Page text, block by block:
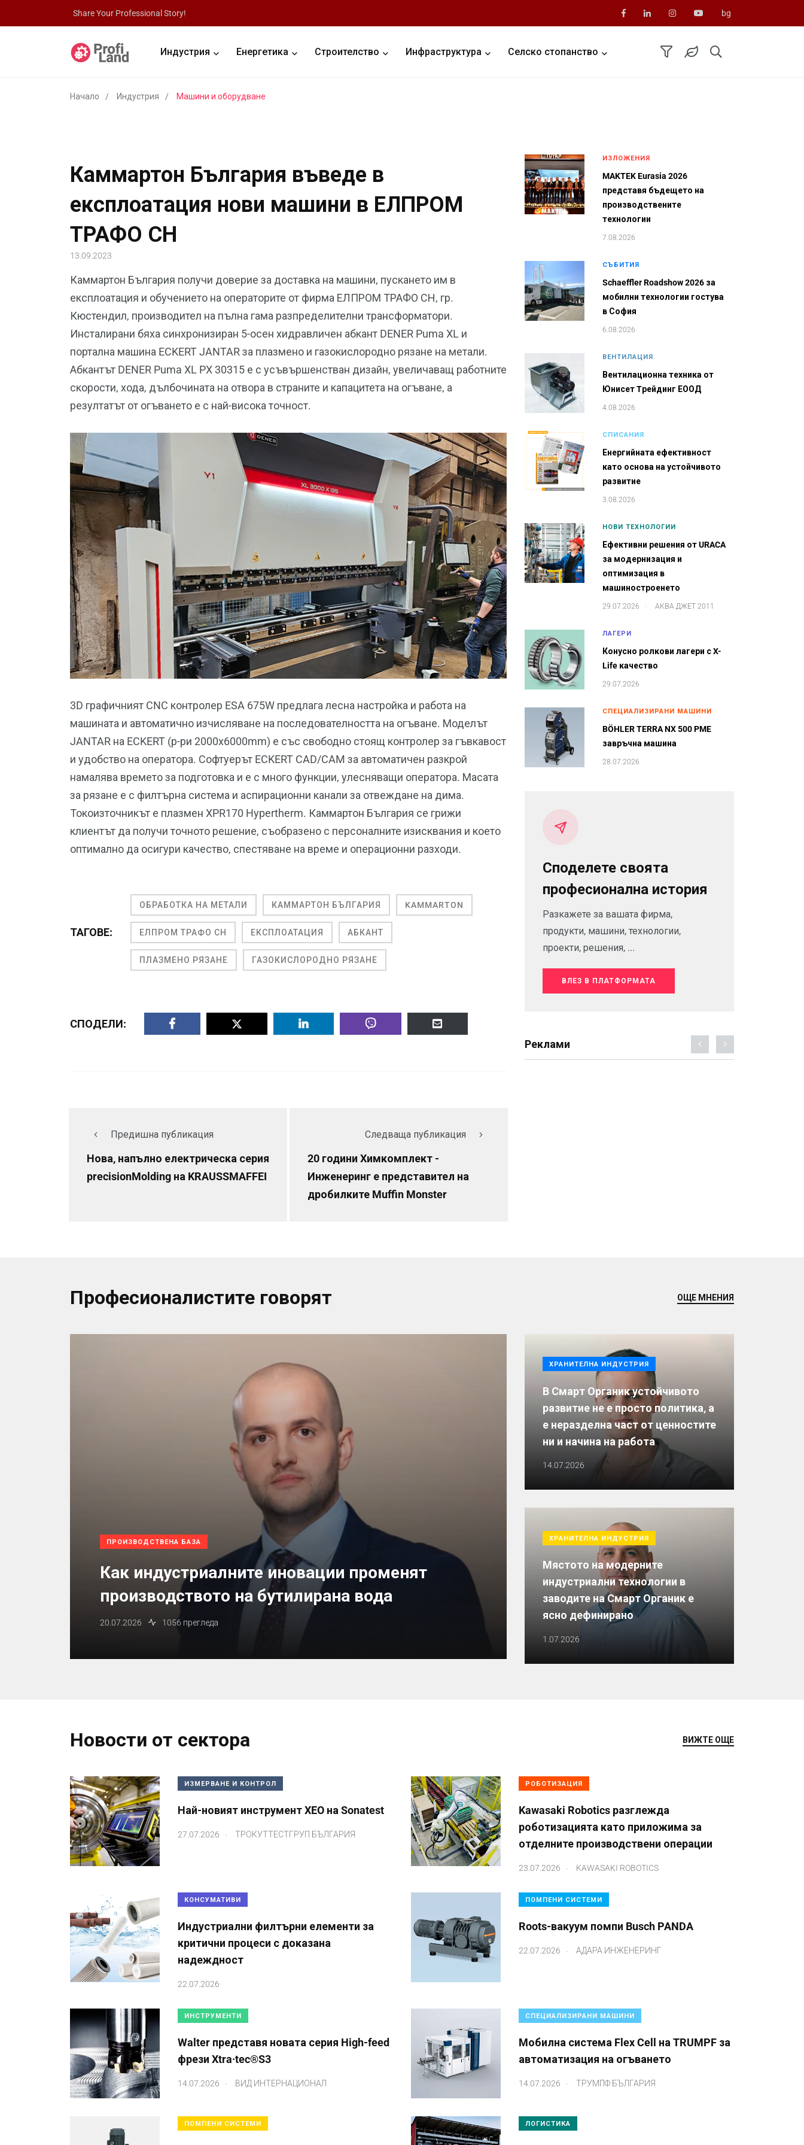
Share Your Professional Story! bg
Индустрия Енергетика Строителство Инфраструктура Селско стопанство
Начало Индустрия Машини и оборудване
Каммартон България въведе в
експлоатация нови машини в ЕЛПРОМ
ТРАФО СН
13.09.2023
Каммартон България получи доверие за доставка на машини, пускането им в
експлоатация и обучението на операторите от фирма ЕЛПРОМ ТРАФО СН, гр.
Кюстендил, производител на пълна гама разпределителни трансформатори.
Инсталирани бяха синхронизиран 5-осен хидравличен абкант DENER Puma XL и
портална машина ECKERT JANTAR за плазмено и газокислородно рязане на метали.
Абкантът DENER Puma XL PX 30315 е с усъвършенстван дизайн, увеличаващ работните
скорости, хода, дълбочината на отвора в страните и капацитета на огъване, а
резултатът от огъването е с най-висока точност.
3D графичният CNC контролер ESA 675W предлага лесна настройка и работа на
машината и автоматично изчисляване на последователността на огъване. Моделът
JANTAR на ECKERT (р-ри 2000х6000mm) е със свободно стоящ контролер за гъвкавост
и удобство на оператора. Софтуерът ECKERT CAD/CAM за автоматичен разкрой
намалява времето за подготовка и е с много функции, улесняващи оператора. Масата
за рязане е с филтърна система и аспирационни канали за отвеждане на дима.
Токоизточникът е плазмен XPR170 Hypertherm. Каммартон България се грижи
клиентът да получи точното решение, съобразено с персоналните изисквания и което
оптимално да осигури качество, спестяване на време и операционни разходи.
ТАГОВЕ:
ОБРАБОТКА НА МЕТАЛИ КАММАРТОН БЪЛГАРИЯ KAMMARTON
ЕЛПРОМ ТРАФО СН ЕКСПЛОАТАЦИЯ АБКАНТ
ПЛАЗМЕНО РЯЗАНЕ ГАЗОКИСЛОРОДНО РЯЗАНЕ
СПОДЕЛИ:
Предишна публикация
Нова, напълно електрическа серия
precisionMolding на KRAUSSMAFFEI
Следваща публикация
20 години Химкомплект -
Инженеринг е представител на
дробилките Muffin Monster
ИЗЛОЖЕНИЯ
MAKTEK Eurasia 2026
представя бъдещето на
производствените
технологии
7.08.2026
СЪБИТИЯ
Schaeffler Roadshow 2026 за
мобилни технологии гостува
в София
6.08.2026
ВЕНТИЛАЦИЯ
Вентилационна техника от
Юнисет Tрейдинг ЕООД
4.08.2026
СПИСАНИЯ
Енергийната ефективност
като основа на устойчивото
развитие
3.08.2026
НОВИ ТЕХНОЛОГИИ
Ефективни решения от URACA
за модернизация и
оптимизация в
машиностроенето
29.07.2026 . АКВА ДЖЕТ 2011
ЛАГЕРИ
Конусно ролкови лагери с X-
Life качество
29.07.2026
СПЕЦИАЛИЗИРАНИ МАШИНИ
BÖHLER TERRA NX 500 PME
завръчна машина
28.07.2026
Споделете своята
професионална история
Разкажете за вашата фирма,
продукти, машини, технологии,
проекти, решения, ...
ВЛЕЗ В ПЛАТФОРМАТА
Реклами
Професионалистите говорят ОЩЕ МНЕНИЯ
ПРОИЗВОДСТВЕНА БАЗА
Как индустриалните иновации променят
производството на бутилирана вода
20.07.2026 1056 прегледа
ХРАНИТЕЛНА ИНДУСТРИЯ
В Смарт Органик устойчивото
развитие не е просто политика, а
е неразделна част от ценностите
ни и начина на работа
14.07.2026
ХРАНИТЕЛНА ИНДУСТРИЯ
Мястото на модерните
индустриални технологии в
заводите на Смарт Органик е
ясно дефинирано
1.07.2026
Новости от сектора ВИЖТЕ ОЩЕ
ИЗМЕРВАНЕ И КОНТРОЛ
Най-новият инструмент XEO на Sonatest
27.07.2026 ТРОКУТТЕСТГРУП БЪЛГАРИЯ
РОБОТИЗАЦИЯ
Kawasaki Robotics разглежда
роботизацията като приложима за
отделните производствени операции
23.07.2026 KAWASAKI ROBOTICS
КОНСУМАТИВИ
Индустриални филтърни елементи за
критични процеси с доказана
надеждност
22.07.2026
ПОМПЕНИ СИСТЕМИ
Roots-вакуум помпи Busch PANDA
22.07.2026 АДАРА ИНЖЕНЕРИНГ
ИНСТРУМЕНТИ
Walter представя новата серия High-feed
фрези Xtra·tec®S3
14.07.2026 ВИД ИНТЕРНАЦИОНАЛ
СПЕЦИАЛИЗИРАНИ МАШИНИ
Mобилна система Flex Cell на TRUMPF за
автоматизация на огъването
14.07.2026 ТРУМПФ БЪЛГАРИЯ
ПОМПЕНИ СИСТЕМИ ЛОГИСТИКА